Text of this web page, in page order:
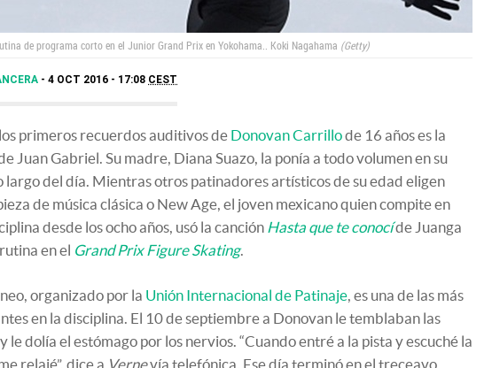
de programa corto en el Junior Grand Prix en Yokohama.. Koki Nagahama Getty
4 OCT 2016 - 17:08 CEST
primeros recuerdos auditivos de Donovan Carrillode 16 años es la
Juan Gabriel. Su madre, Diana Suazo, la ponía a todo volumen en su
largo del día. Mientras otros patinadores artísticos de su edad eligen
de música clásica o New Age, el joven mexicano quien compite en
desde los ocho años, usó la canción Hasta que te conocíde Juanga
en el Grand Prix Figure Skating.
organizado por la Unión Internacional de Patinaje, es una de las más
en la disciplina. El 10 de septiembre a Donovan le temblaban las
le dolía el estómago por los nervios. “Cuando entré a la pista y escuché la
relajé”, dice a Vernevía telefónica. Ese día terminó en el treceavo